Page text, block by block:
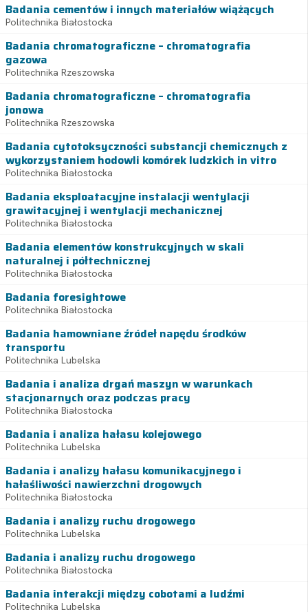
Badania cementów i innych materiałów wiążących
Politechnika Białostocka
Badania chromatograficzne – chromatografia
gazowa
Politechnika Rzeszowska
Badania chromatograficzne – chromatografia
jonowa
Politechnika Rzeszowska
Badania cytotoksyczności substancji chemicznych z
wykorzystaniem hodowli komórek ludzkich in vitro
Politechnika Białostocka
Badania eksploatacyjne instalacji wentylacji
grawitacyjnej i wentylacji mechanicznej
Politechnika Białostocka
Badania elementów konstrukcyjnych w skali
naturalnej i półtechnicznej
Politechnika Białostocka
Badania foresightowe
Politechnika Białostocka
Badania hamowniane źródeł napędu środków
transportu
Politechnika Lubelska
Badania i analiza drgań maszyn w warunkach
stacjonarnych oraz podczas pracy
Politechnika Białostocka
Badania i analiza hałasu kolejowego
Politechnika Lubelska
Badania i analizy hałasu komunikacyjnego i
hałaśliwości nawierzchni drogowych
Politechnika Białostocka
Badania i analizy ruchu drogowego
Politechnika Lubelska
Badania i analizy ruchu drogowego
Politechnika Białostocka
Badania interakcji między cobotami a ludźmi
Politechnika Lubelska